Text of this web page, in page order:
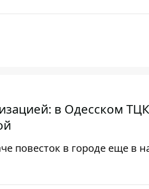
в Одесском ТЦК
повесток в городе еще в